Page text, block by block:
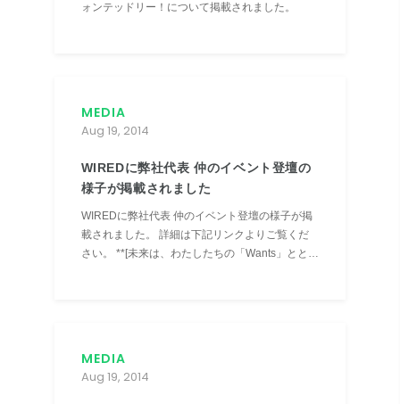
ォンテッドリー！について掲載されました。
MEDIA
Aug 19, 2014
WIREDに弊社代表 仲のイベント登壇の
様子が掲載されました
WIREDに弊社代表 仲のイベント登壇の様子が掲
載されました。 詳細は下記リンクよりご覧くだ
さい。 **[未来は、わたしたちの「Wants」ととも
MEDIA
Aug 19, 2014